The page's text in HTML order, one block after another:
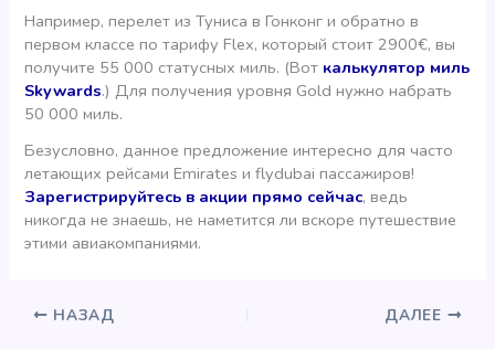
Например, перелет из Туниса в Гонконг и обратно в
первом классе по тарифу Flex, который стоит 2900€, вы
получите 55 000 статусных миль. (Вот калькулятор миль
Skywards.) Для получения уровня Gold нужно набрать
50 000 миль.
Безусловно, данное предложение интересно для часто
летающих рейсами Emirates и flydubai пассажиров!
Зарегистрируйтесь в акции прямо сейчас, ведь
никогда не знаешь, не наметится ли вскоре путешествие
этими авиакомпаниями.
НАЗАД ДАЛЕЕ